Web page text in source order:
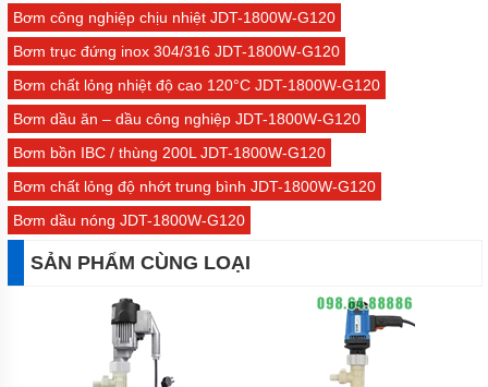
Bơm công nghiệp chịu nhiệt JDT-1800W-G120
Bơm trục đứng inox 304/316 JDT-1800W-G120
Bơm chất lỏng nhiệt độ cao 120°C JDT-1800W-G120
Bơm dầu ăn – dầu công nghiệp JDT-1800W-G120
Bơm bồn IBC / thùng 200L JDT-1800W-G120
Bơm chất lỏng độ nhớt trung bình JDT-1800W-G120
Bơm dầu nóng JDT-1800W-G120
SẢN PHẨM CÙNG LOẠI